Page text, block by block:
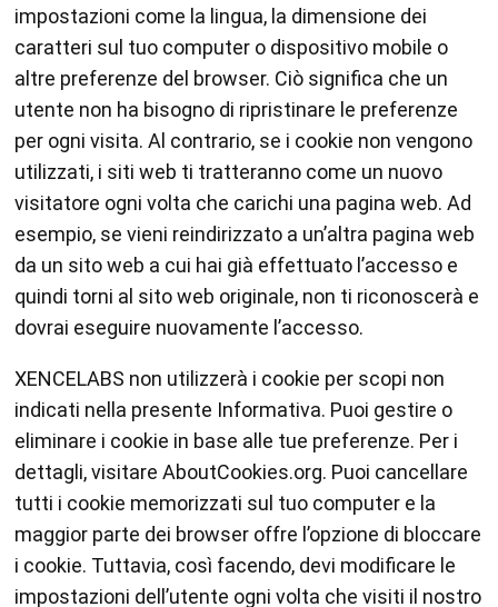
impostazioni come la lingua, la dimensione dei
caratteri sul tuo computer o dispositivo mobile o
altre preferenze del browser. Ciò significa che un
utente non ha bisogno di ripristinare le preferenze
per ogni visita. Al contrario, se i cookie non vengono
utilizzati, i siti web ti tratteranno come un nuovo
visitatore ogni volta che carichi una pagina web. Ad
esempio, se vieni reindirizzato a un’altra pagina web
da un sito web a cui hai già effettuato l’accesso e
quindi torni al sito web originale, non ti riconoscerà e
dovrai eseguire nuovamente l’accesso.
XENCELABS non utilizzerà i cookie per scopi non
indicati nella presente Informativa. Puoi gestire o
eliminare i cookie in base alle tue preferenze. Per i
dettagli, visitare AboutCookies.org. Puoi cancellare
tutti i cookie memorizzati sul tuo computer e la
maggior parte dei browser offre l’opzione di bloccare
i cookie. Tuttavia, così facendo, devi modificare le
impostazioni dell’utente ogni volta che visiti il nostro